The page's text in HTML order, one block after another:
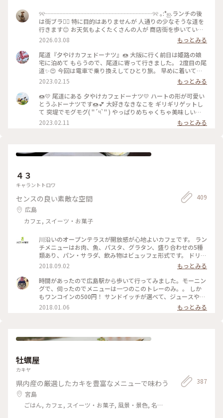
୨୧┈┈┈┈┈┈┈┈┈┈┈┈┈┈┈┈┈┈୨୧ ｡:°ஐ.ランチの後
は街ブラ🚶‍♀️ 特に目的はありませんが 人通りの少なそうな道を
行きます😊 お天気もよくたくさんの人が 商店街を歩いていま
した ※ 途中で見かけた景色を写真におさめていると 乾物屋さ
んの前にはひらひらと たくさんのいかが吊るされています🦑
🦑 こんな景色はなかなかみることができませんね ※ 海沿いの
道では犬のお散歩されている方も🐕 ͗ ͗ ͗ ※ たどりついたのは小さ
なドーナツ屋さん🍩 残念ながら食べたいドーナツは売り切れ
した🍊❣️❁⃘*.ﾟ * * #私のことりっぷ旅#私の旅行記#開運旅 #尾
道#尾道商店街#尾道街ブラ🚶‍♀️ #夕やけカフェドーナツ🍩 #ハッ
サクスカッシュ🍊
2026.03.08
もっとみる
尾道『夕やけカフェドーナツ』🍩 大阪に行く前日は姫路の娘
宅に泊めて もらうので、尾道に寄って行きました。 2度目の尾
道✨😍 今回は電車で乗り換えしてひとり旅。 早めに着いてモ
ーニングがわりのドーナツを♡ 海岸通りは綺麗に整備されて
いて 尾道水道を眺めてドーナツを食べました♬ 夕やけカフェ
ドーナツは 小さくてとてもかわいいお店でした。 おとうふと
国産の安心な素材で作られた ハートの形のドーナツは ふんわ
りと優しい食感と甘さです。 いろいろなフレーバーもあって
散策のお供にぴったりです。 今回は海岸通りもゆっくり散策で
きました。 ・ ・ #ファンタジーの世界 #Myことりっぷ #夕や
#海の見える町 #海の見えるカフェ
2023.02.15
もっとみる
🍩💛 尾道にある 夕やけカフェドーナツ💛 ハートの形が可愛い
とうふドーナツです🍩💕 大好きなきなこを ギリギリゲットし
て 突堤でモグモグ( "´༥`" ) やっぱりめちゃくちゃ美味しい😋
おうちに持って帰った 黒糖とシナモンは レンチンしてから オ
ーブンで焼いてみたら 上にかかってる 黒糖がカリッとして め
#広島
2023.02.11 もっとみる
４３
キャラントトロワ
センスの良い素敵な空間
広島
カフェ, スイーツ・お菓子
409
川沿いのオープンテラスが開放感が心地よいカフェです。 ラン
チメニューはお肉、魚、パスタ、グラタン、盛り合わせの5種
類あり、パン・サラダ、飲み物はビュッフェ形式です。 ドリン
クとバンは種類も豊富！ パンコーナーにトースターもあり温
めることができるのが嬉しい！ チョコパンが美味しかったで
す！ この度は盛り合わせのランチと家族がグラタンのランチ
をチョイス。 いづれも美味しかったけどメンズにはちょっと
量が少ないかもですが、その分、サラダとパンをいっぱいおか
でどうぞ #パンが美味しい #ビュッフェ形式 #雰囲気が素敵
2018.09.02
もっとみる
時間があったので広島駅から歩いて行ってみました。モーニン
グで、伺ったのでメニューは一つのこのトレーのみ。。 しか
もワンコインの500円！ サンドイッチが選べて、ジュースやコ
ーヒーは飲み放題。 ストーブがあり、この中は暖く過ごしや
すかったです！ 夏は川を見ながら素敵ランチできそう！
2018.01.06 もっとみる
牡蠣屋
カキヤ
県内産の厳選したカキを豊富なメニューで味わう
宮島
ごはん, カフェ, スイーツ・お菓子, 風景・景色, 名
387